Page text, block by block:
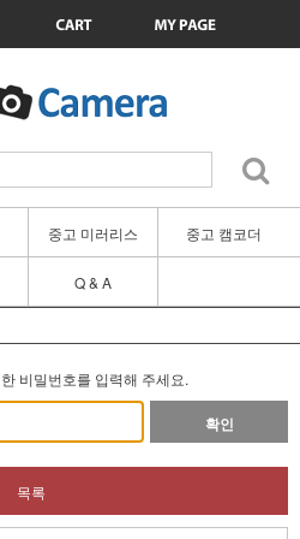
중고 미러리스 중고 캠코더
Q & A
비밀번호를 입력해 주세요.
확인
목록